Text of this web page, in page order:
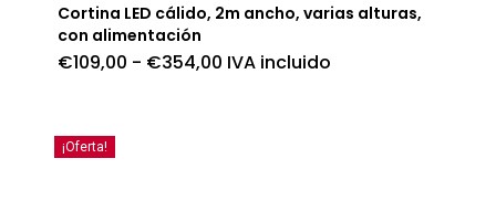
Cortina LED cálido, 2m ancho, varias alturas,
con alimentación
€109,00 - €354,00Rango
IVA incluido
¡Oferta!